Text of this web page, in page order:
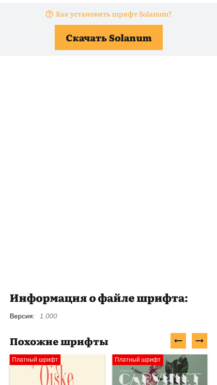
Как установить шрифт Solanum?
Скачать Solanum
Информация о файле шрифта:
Версия: 1.000
Похожие шрифты
Платный шрифт Платный шрифт